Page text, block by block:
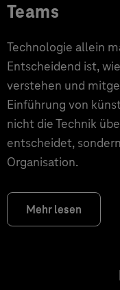
Teams
Technologie allein
Entscheidend ist,
verstehen und
Einführung von
nicht die Technik
entscheidet,
Organisation.
Mehr lesen